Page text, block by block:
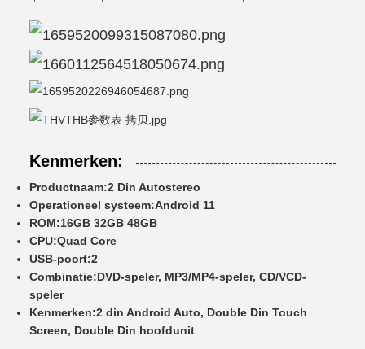
Kenmerken:
Productnaam:2 Din Autostereo
Operationeel systeem:Android 11
ROM:16GB 32GB 48GB
CPU:Quad Core
USB-poort:2
Combinatie:DVD-speler, MP3/MP4-speler, CD/VCD-
speler
Kenmerken:2 din Android Auto, Double Din Touch
Screen, Double Din hoofdunit